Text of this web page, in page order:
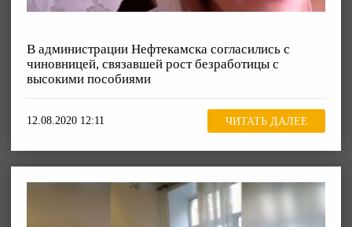
В администрации Нефтекамска согласились с
чиновницей, связавшей рост безработицы с
высокими пособиями
12.08.2020 12:11 ЧИТАТЬ ДАЛЕЕ